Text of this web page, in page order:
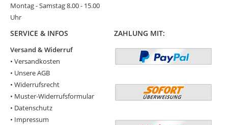
Montag - Samstag 8.00 - 15.00
Uhr
SERVICE & INFOS
Versand & Widerruf
•Versandkosten
• Unsere AGB
•Widerrufsrecht
• Muster-Widerrufsformular
• Datenschutz
• Impressum
ZAHLUNG MIT: